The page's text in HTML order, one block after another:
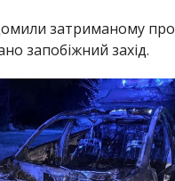
затриманому про
запобіжний захід.